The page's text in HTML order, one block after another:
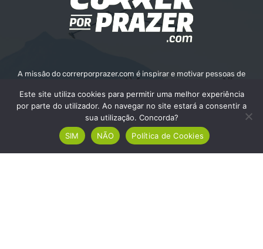
A missão do correrporprazer.com é inspirar e motivar pessoas de
da corrida. Queremos fornecer informações, recursos e apoio para
ajudar as pessoas a alcançarem os seus objetivos e o seu bem-
estar.
Contate-nos:info@correrporprazer.com
Este site utiliza cookies para permitir uma melhor experiência
por parte do utilizador. Ao navegar no site estará a consentir a
sua utilização. Concorda?
SIM
NÃO Política de Cookies